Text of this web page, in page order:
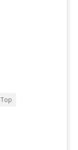
Top